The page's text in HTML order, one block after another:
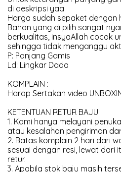
di deskripsi yaa
Harga sudah sepaket dengan
Bahan yang di pilih sangat
berkualitas, insyaAllah cocok
sehingga tidak menganggu
P: Panjang Gamis
Ld: Lingkar Dada
KOMPLAIN :
Harap Sertakan video
KETENTUAN RETUR BAJU
1. Kami hanya melayani
atau kesalahan pengiriman
2. Batas komplain 2 hari dari
sesuai dengan resi, lewat dari
retur.
3. Apabila stok baju masih